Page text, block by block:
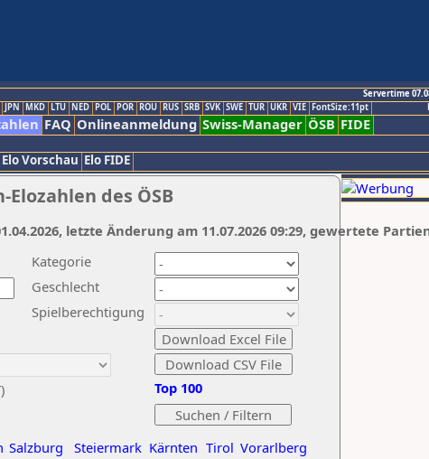
Servertime
JPN MKD LTU NED POL POR ROU RUS SRB SVK SWE TUR UKR VIE FontSize:11pt
FAQ Onlineanmeldung Swiss-Manager ÖSB FIDE
Elo Vorschau Elo FIDE
des ÖSB
Kategorie
Geschlecht
Spielberechtigung
Salzburg Steiermark Kärnten Tirol Vorarlberg
Top 100
letzte Änderung am 11.07.2026 09:29, gewertete